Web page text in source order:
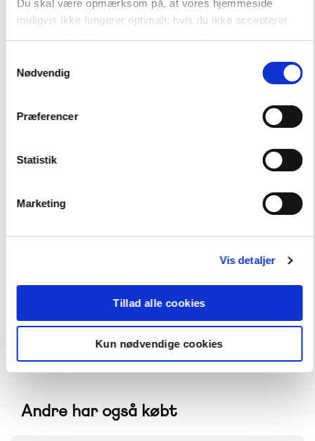
Du skal være opmærksom på, at vores hjemmeside
muligvis ikke fungerer optimalt, hvis du ikke accepterer
Nødvendig
Præferencer
Statistik
Marketing
Vis detaljer
Tillad alle cookies
Kun nødvendige cookies
9788723579676
-
Læsekasser
4.436,25 kr.
Andre har også købt